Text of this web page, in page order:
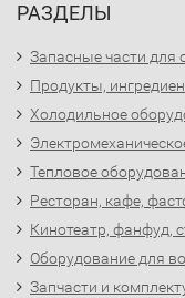
РАЗДЕЛЫ
Запасные части для
Продукты,
Холодильное
Тепловое
Ресторан, кафе,
Кинотеатр, фанфуд,
Оборудование для
Запчасти и